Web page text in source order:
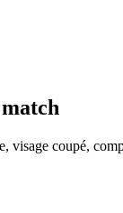
visage coupé,